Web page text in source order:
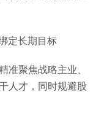
定长期目标
聚焦战略主业、
人才，同时规避股